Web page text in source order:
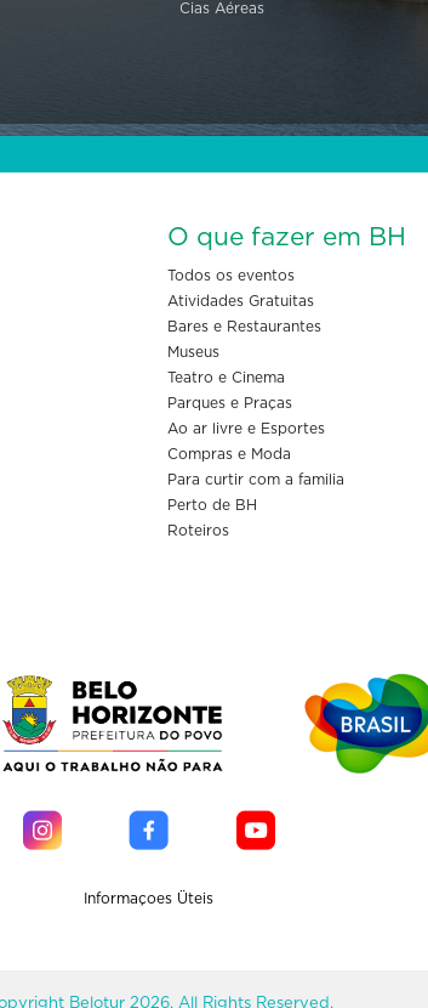
Cias Aéreas
O que fazer em BH
Todos os eventos
Atividades Gratuitas
Bares e Restaurantes
Museus
Teatro e Cinema
Parques e Praças
Ao ar livre e Esportes
Compras e Moda
Para curtir com a familia
Perto de BH
Roteiros
Informaçoes Üteis
Belotur 2026. All Rights Reserved.